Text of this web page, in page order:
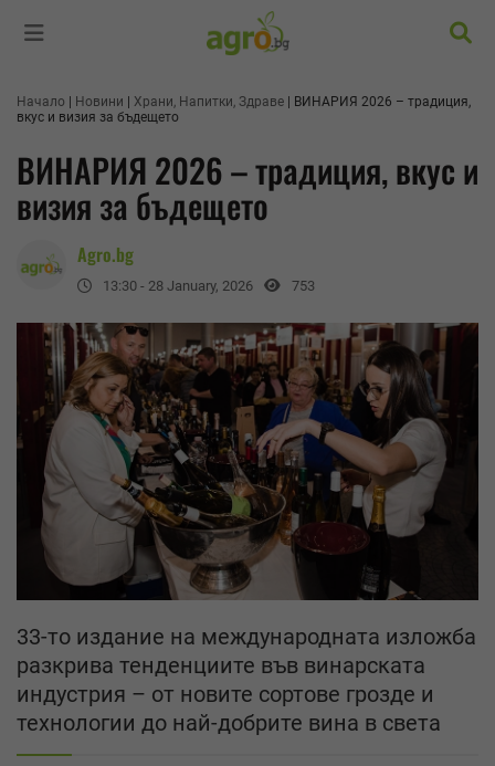
Начало Новини Храни, Напитки, Здраве
ВИНАРИЯ 2026 – традиция,
вкус и визия за бъдещето
ВИНАРИЯ 2026 – традиция, вкус и
визия за бъдещето
Agro.bg
13:30 - 28 January, 2026 753
33-то издание на международната изложба
разкрива тенденциите във винарската
индустрия – от новите сортове грозде и
технологии до най-добрите вина в света